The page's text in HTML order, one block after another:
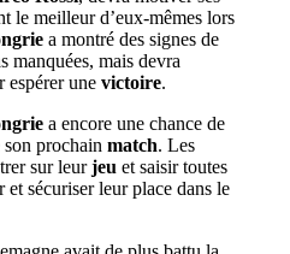
le meilleur d’eux-mêmes lors
a montré des signes de
s manquées, mais devra
espérer une victoire.
a encore une chance de
prochain match. Les
sur leurjeu et saisir toutes
et sécuriser leur place dans le